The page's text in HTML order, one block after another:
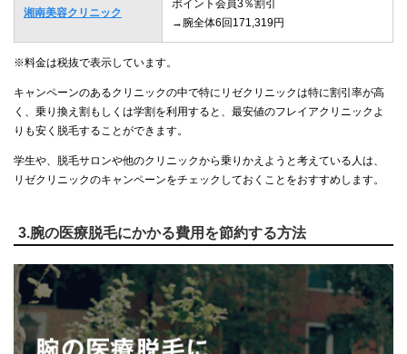
湘南美容クリニック
ポイント会員3％割引
→腕全体6回171,319円
※料金は税抜で表示しています。
キャンペーンのあるクリニックの中で特にリゼクリニックは特に割引率が高
く、乗り換え割もしくは学割を利用すると、最安値のフレイアクリニックよ
りも安く脱毛することができます。
学生や、脱毛サロンや他のクリニックから乗りかえようと考えている人は、
リゼクリニックのキャンペーンをチェックしておくことをおすすめします。
3.腕の医療脱毛にかかる費用を節約する方法